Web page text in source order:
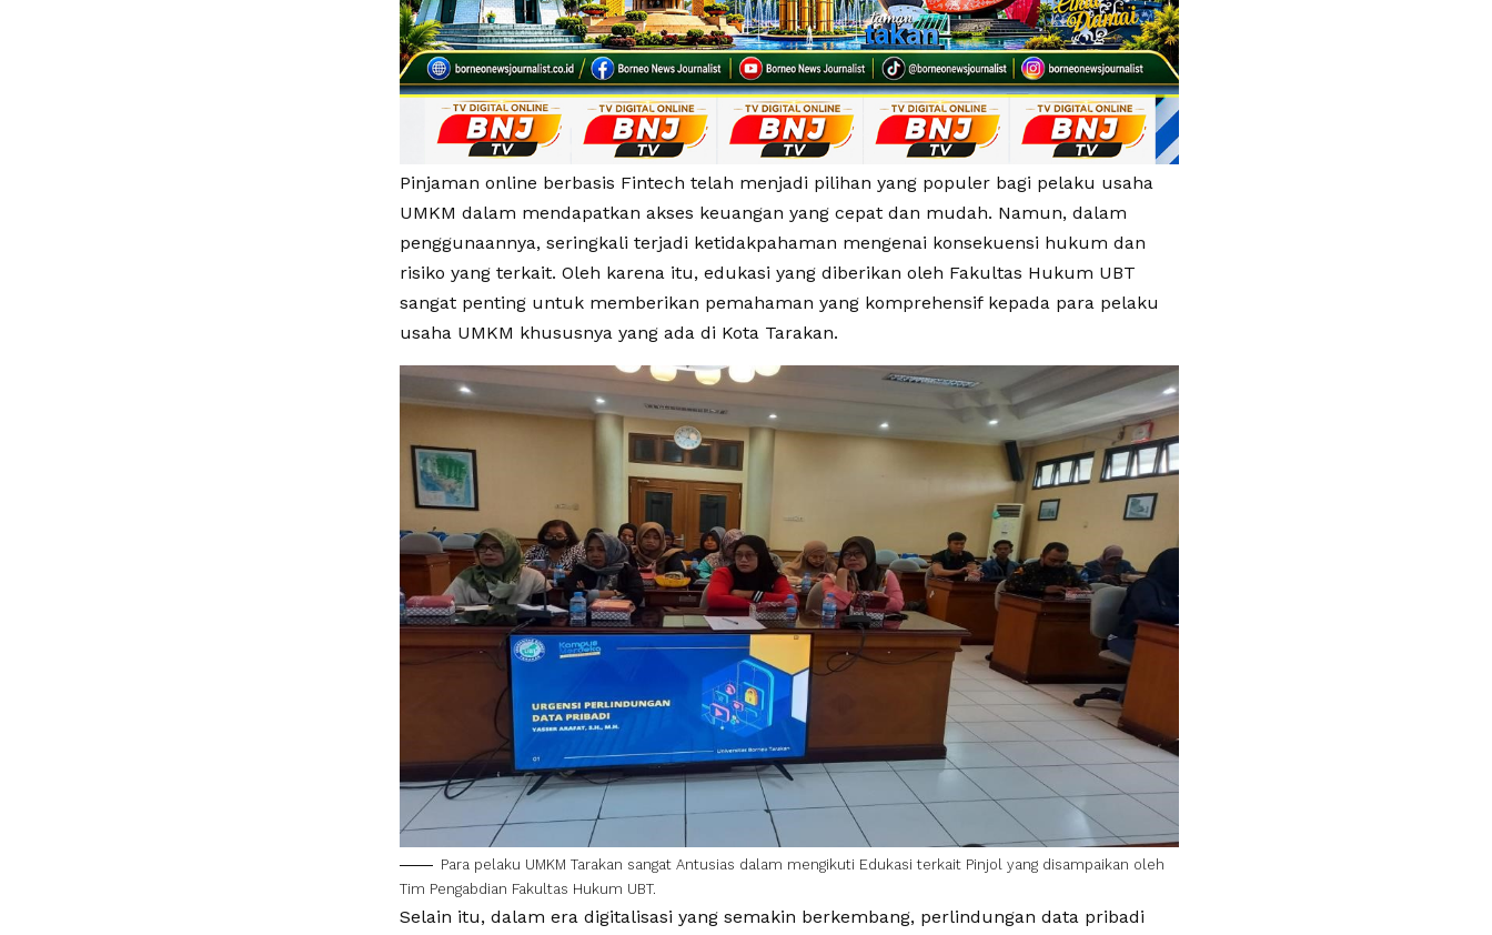
Pinjaman online berbasis Fintech telah menjadi pilihan yang populer bagi pelaku usaha
UMKM dalam mendapatkan akses keuangan yang cepat dan mudah. Namun, dalam
penggunaannya, seringkali terjadi ketidakpahaman mengenai konsekuensi hukum dan
risiko yang terkait. Oleh karena itu, edukasi yang diberikan oleh Fakultas Hukum UBT
sangat penting untuk memberikan pemahaman yang komprehensif kepada para pelaku
usaha UMKM khususnya yang ada di Kota Tarakan.
Para pelaku UMKM Tarakan sangat Antusias dalam mengikuti Edukasi terkait Pinjol yang disampaikan oleh
Tim Pengabdian Fakultas Hukum UBT.
Selain itu, dalam era digitalisasi yang semakin berkembang, perlindungan data pribadi